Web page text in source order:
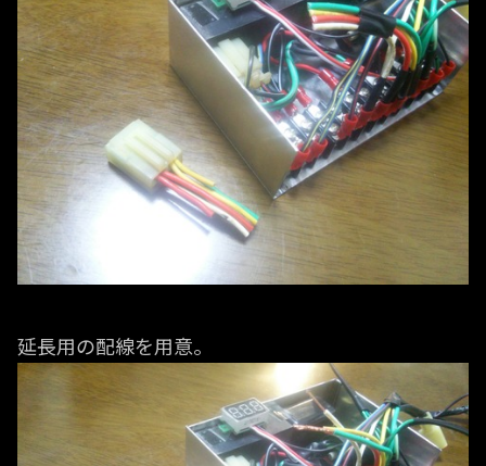
延長用の配線を用意。